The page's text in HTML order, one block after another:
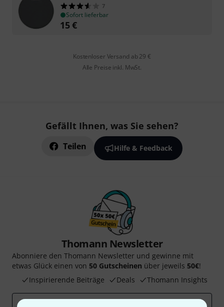
7
Sofort lieferbar
15€
Kostenloser Versand ab 29 €
Alle Preise inkl. MwSt.
Gefällt Ihnen, was Sie sehen?
Teilen Hilfe & Feedback
Thomann Newsletter
Abonniere den Thomann Newsletter und gewinne mit
etwas Glück einen von 50 Gutscheinen über jeweils 50€!
Inspirierende Beiträge
Deals Thomann Insights